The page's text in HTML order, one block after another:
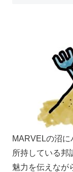
MARVELの沼に
所持している邦
魅力を伝えなが